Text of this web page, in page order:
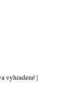
vyhradené |